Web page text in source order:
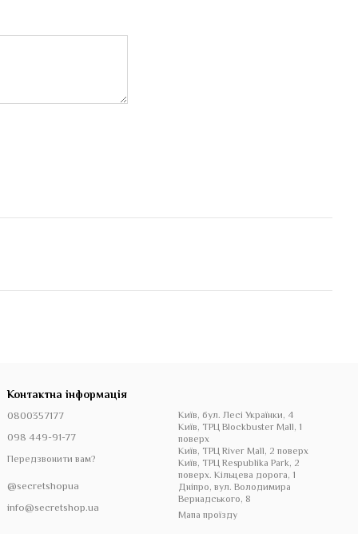
Контактна інформація
0800357177
098 449-91-77
Передзвонити вам?
@secretshopua
info@secretshop.ua
Київ, бул. Лесі Українки, 4
Київ, ТРЦ Blockbuster Mall, 1
поверх
Київ, ТРЦ River Mall, 2 поверх
Київ, ТРЦ Respublika Park, 2
поверх. Кільцева дорога, 1
Дніпро, вул. Володимира
Вернадського, 8
Мапа проїзду